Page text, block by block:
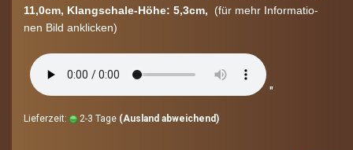
11,0cm, Klangschale-​Höhe: 5,3cm, (für mehr In­for­ma­tio­
nen Bild an­kli­cken)
"
Lieferzeit: 2-3 Tage (Ausland abweichend)